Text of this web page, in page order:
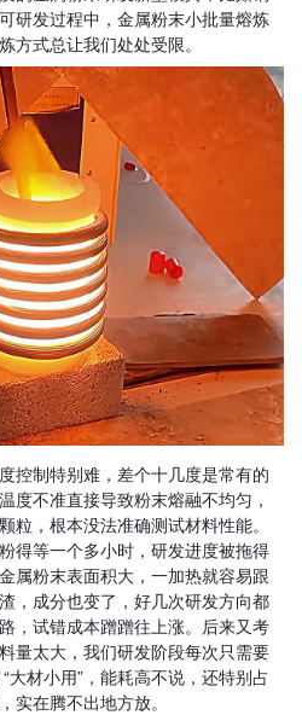
研发过程中，金属粉末小批量熔炼
方式总让我们处处受限。
控制特别难，差个十几度是常有的
度不准直接导致粉末熔融不均匀，
粒，根本没法准确测试材料性能。
得等一个多小时，研发进度被拖得
属粉末表面积大，一加热就容易跟
，成分也变了，好几次研发方向都
，试错成本蹭蹭往上涨。后来又考
量太大，我们研发阶段每次只需要
大材小用”，能耗高不说，还特别占
实在腾不出地方放。